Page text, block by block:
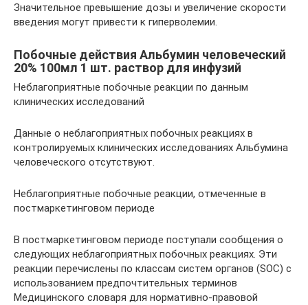
Значительное превышение дозы и увеличение скорости
введения могут привести к гиперволемии.
Побочные действия Альбумин человеческий
20% 100мл 1 шт. раствор для инфузий
Неблагоприятные побочные реакции по данным
клинических исследований
Данные о неблагоприятных побочных реакциях в
контролируемых клинических исследованиях Альбумина
человеческого отсутствуют.
Неблагоприятные побочные реакции, отмеченные в
постмаркетинговом периоде
В постмаркетинговом периоде поступали сообщения о
следующих неблагоприятных побочных реакциях. Эти
реакции перечислены по классам систем органов (SOC) с
использованием предпочтительных терминов
Медицинского словаря для нормативно-правовой